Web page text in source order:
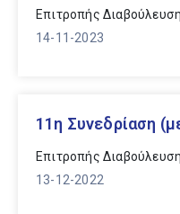
Δημοτική Επιτροπή
Οικονομικής
Επιτροπής
Επιτροπής
14-11-2023
11η Συνεδρίαση
Επιτροπής
13-12-2022